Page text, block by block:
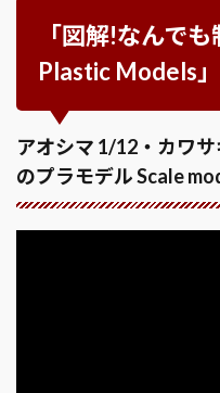
「図解!なんで
Plastic Models
アオシマ 1/12・カワ
のプラモデル Scale